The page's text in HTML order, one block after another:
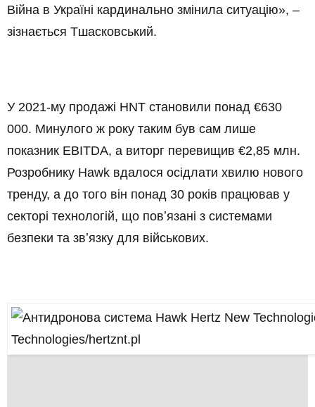
Війна в Україні кардинально змінила ситуацію», –
зізнається Тшасковський.
У 2021-му продажі HNT становили понад €630
000. Минулого ж року таким був сам лише
показник EBITDA, а виторг перевищив €2,85 млн.
Розробнику Hawk вдалося осідлати хвилю нового
тренду, а до того він понад 30 років працював у
секторі технологій, що повʼязані з системами
безпеки та звʼязку для військових.